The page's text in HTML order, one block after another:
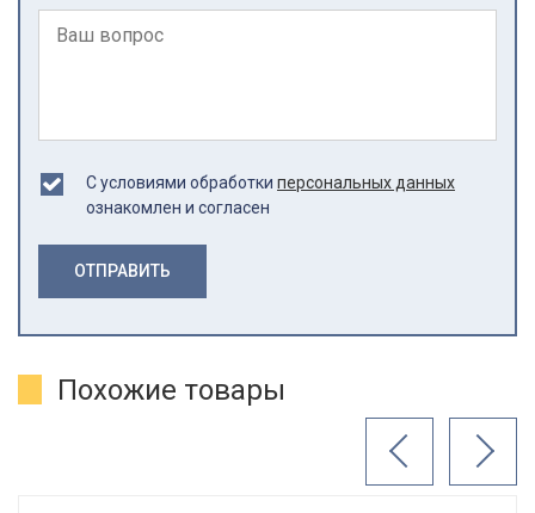
С условиями обработки персональных данных
ознакомлен и согласен
ОТПРАВИТЬ
Похожие товары